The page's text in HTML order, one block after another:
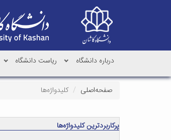
درباره دانشگاه ریاست دانشگاه
صفحه‌اصلی
کلیدواژه‌ها
پرکاربردترین کلیدواژه‌ها